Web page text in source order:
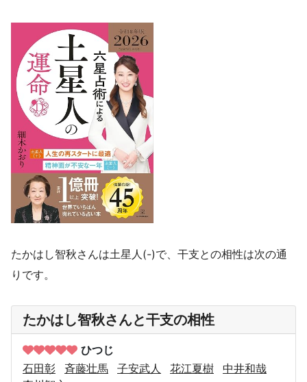
たかはし智秋さんは土星人(-)で、干支との相性は次の通
りです。
たかはし智秋さんと干支の相性
ひつじ
石田彰
斉藤壮馬 子安武人 花江夏樹
中井和哉